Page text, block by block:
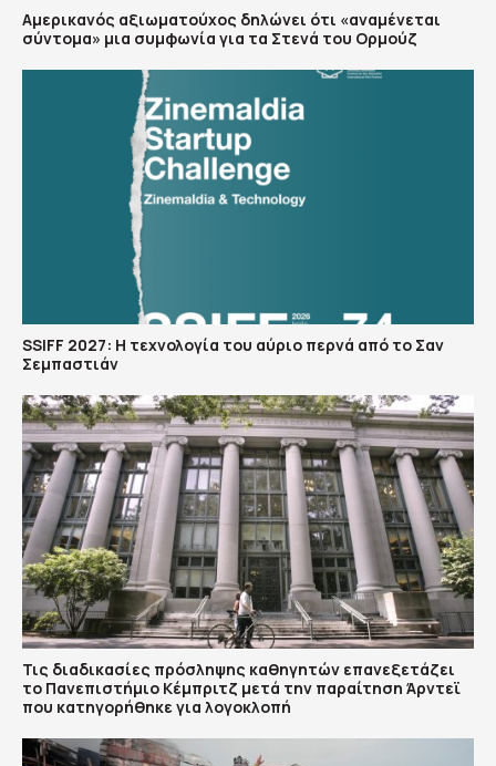
Αμερικανός αξιωματούχος δηλώνει ότι «αναμένεται
σύντομα» μια συμφωνία για τα Στενά του Ορμούζ
SSIFF 2027: Η τεχνολογία του αύριο περνά από το Σαν
Σεμπαστιάν
Τις διαδικασίες πρόσληψης καθηγητών επανεξετάζει
το Πανεπιστήμιο Κέμπριτζ μετά την παραίτηση Άρντεϊ
που κατηγορήθηκε για λογοκλοπή